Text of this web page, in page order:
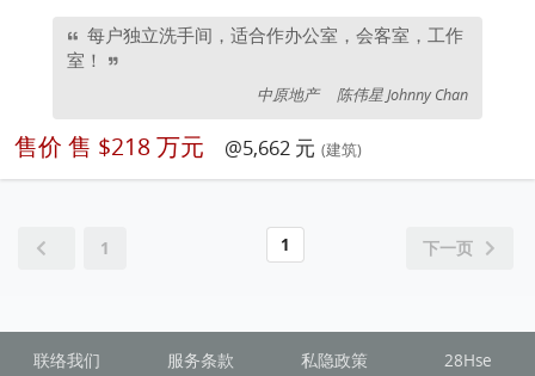
每户独立洗手间，适合作办公室，会客室，工作
室！
中原地产 陈伟星 Johnny Chan
售价 售 $218 万元 @5,662 元 (建筑)
1 1 下一页
联络我们 服务条款 私隐政策 28Hse